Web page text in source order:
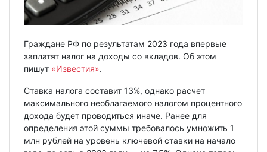
Граждане РФ по результатам 2023 года впервые
заплатят налог на доходы со вкладов. Об этом
пишут «Известия».
Ставка налога составит 13%, однако расчет
максимального необлагаемого налогом процентного
дохода будет проводиться иначе. Ранее для
определения этой суммы требовалось умножить 1
млн рублей на уровень ключевой ставки на начало